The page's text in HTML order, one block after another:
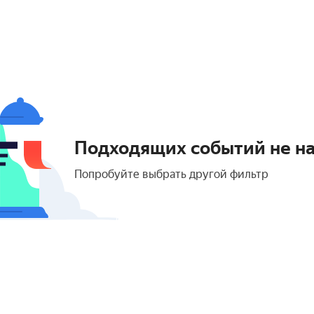
Подходящих событий не
Попробуйте выбрать другой фильтр